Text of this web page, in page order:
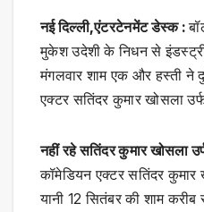
नई दिल्ली,एंटरटेनमेंट डेस्क :
मुकेश उदेशी के निधन से
मंगलवार शाम एक और हस्ती ने
एक्टर सतिंदर कुमार खोसला
नहीं रहे सतिंदर कुमार खोसला
कॉमेडियन एक्टर सतिंदर
यानी 12 सितंबर की शाम